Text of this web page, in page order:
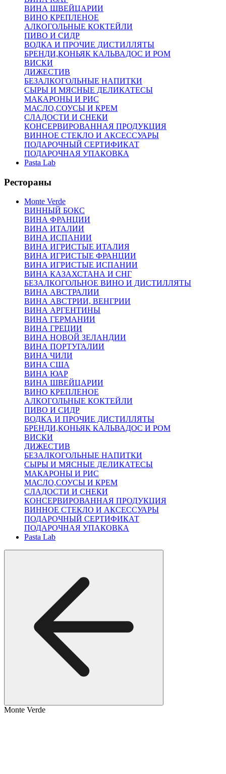
ВИНА ШВЕЙЦАРИИ
ВИНО КРЕПЛЕНОЕ
АЛКОГОЛЬНЫЕ КОКТЕЙЛИ
ПИВО И СИДР
ВОДКА И ПРОЧИЕ ДИСТИЛЛЯТЫ
БРЕНДИ,КОНЬЯК КАЛЬВАДОС И РОМ
ВИСКИ
ДИЖЕСТИВ
БЕЗАЛКОГОЛЬНЫЕ НАПИТКИ
СЫРЫ И МЯСНЫЕ ДЕЛИКАТЕСЫ
МАКАРОНЫ И РИС
МАСЛО,СОУСЫ И КРЕМ
СЛАДОСТИ И СНЕКИ
КОНСЕРВИРОВАННАЯ ПРОДУКЦИЯ
ВИННОЕ СТЕКЛО И АКСЕССУАРЫ
ПОДАРОЧНЫЙ СЕРТИФИКАТ
ПОДАРОЧНАЯ УПАКОВКА
Pasta Lab
Рестораны
Monte Verde
ВИННЫЙ БОКС
ВИНА ФРАНЦИИ
ВИНА ИТАЛИИ
ВИНА ИСПАНИИ
ВИНА ИГРИСТЫЕ ИТАЛИЯ
ВИНА ИГРИСТЫЕ ФРАНЦИИ
ВИНА ИГРИСТЫЕ ИСПАНИИ
ВИНА КАЗАХСТАНА И СНГ
БЕЗАЛКОГОЛЬНОЕ ВИНО И ДИСТИЛЛЯТЫ
ВИНА АВСТРАЛИИ
ВИНА АВСТРИИ, ВЕНГРИИ
ВИНА АРГЕНТИНЫ
ВИНА ГЕРМАНИИ
ВИНА ГРЕЦИИ
ВИНА НОВОЙ ЗЕЛАНДИИ
ВИНА ПОРТУГАЛИИ
ВИНА ЧИЛИ
ВИНА США
ВИНА ЮАР
ВИНА ШВЕЙЦАРИИ
ВИНО КРЕПЛЕНОЕ
АЛКОГОЛЬНЫЕ КОКТЕЙЛИ
ПИВО И СИДР
ВОДКА И ПРОЧИЕ ДИСТИЛЛЯТЫ
БРЕНДИ,КОНЬЯК КАЛЬВАДОС И РОМ
ВИСКИ
ДИЖЕСТИВ
БЕЗАЛКОГОЛЬНЫЕ НАПИТКИ
СЫРЫ И МЯСНЫЕ ДЕЛИКАТЕСЫ
МАКАРОНЫ И РИС
МАСЛО,СОУСЫ И КРЕМ
СЛАДОСТИ И СНЕКИ
КОНСЕРВИРОВАННАЯ ПРОДУКЦИЯ
ВИННОЕ СТЕКЛО И АКСЕССУАРЫ
ПОДАРОЧНЫЙ СЕРТИФИКАТ
ПОДАРОЧНАЯ УПАКОВКА
Pasta Lab
Monte Verde